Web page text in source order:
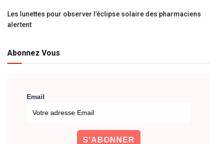
Les lunettes pour observer l’éclipse solaire des pharmaciens
alertent
Abonnez Vous
Email